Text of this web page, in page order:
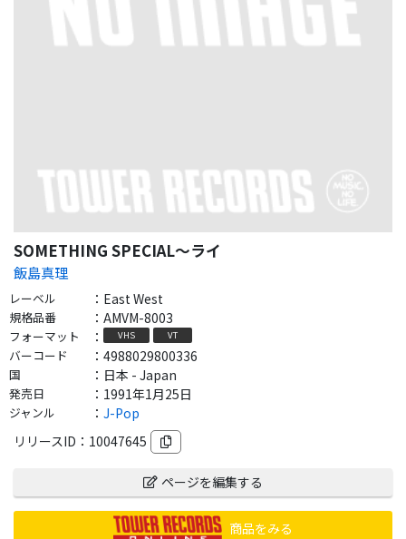
SOMETHING SPECIAL～ライ
飯島真理
レーベル ： East West
規格品番 ： AMVM-8003
フォーマット ： VHS VT
バーコード ： 4988029800336
国 ： 日本 - Japan
発売日 ： 1991年1月25日
ジャンル ： J-Pop
リリースID： 10047645
ページを編集する
商品をみる